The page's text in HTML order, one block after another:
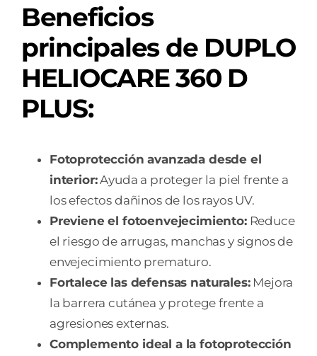
Beneficios
principales de DUPLO
HELIOCARE 360 D
PLUS:
Fotoprotección avanzada desde el
interior:Ayuda a proteger la piel frente a
los efectos dañinos de los rayos UV.
Previene el fotoenvejecimiento:Reduce
el riesgo de arrugas, manchas y signos de
envejecimiento prematuro.
Fortalece las defensas naturales:Mejora
la barrera cutánea y protege frente a
agresiones externas.
Complemento ideal a la fotoprotección